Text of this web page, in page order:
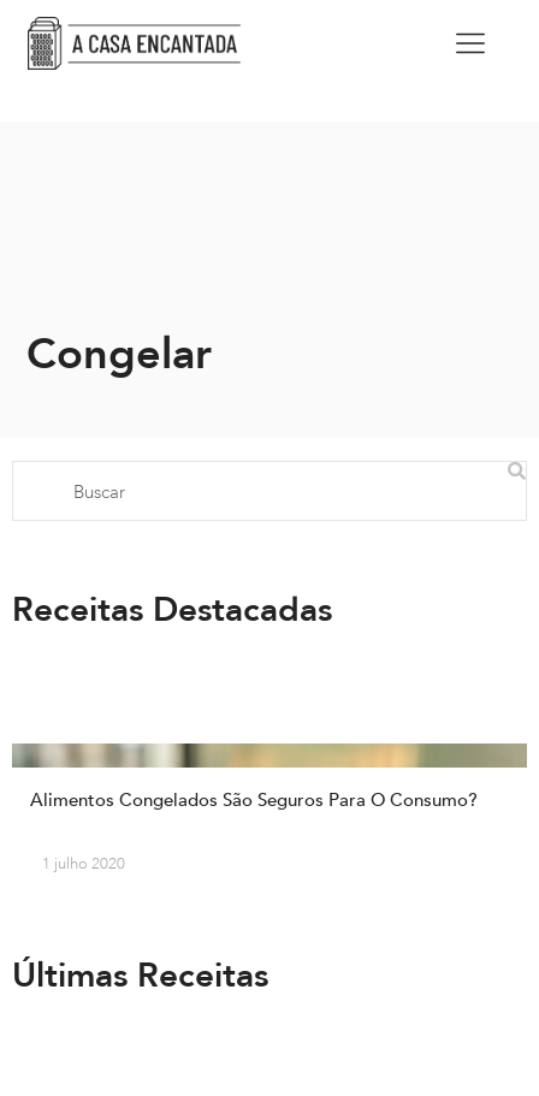
Congelar
Receitas Destacadas
Alimentos Congelados São Seguros Para O Consumo?
1 julho 2020
Últimas Receitas